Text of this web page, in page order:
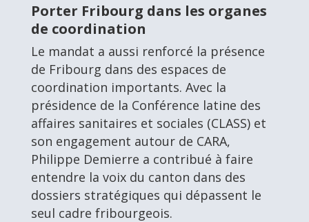
Porter Fribourg dans les organes
de coordination
Le mandat a aussi renforcé la présence
de Fribourg dans des espaces de
coordination importants. Avec la
présidence de la Conférence latine des
affaires sanitaires et sociales (CLASS) et
son engagement autour de CARA,
Philippe Demierre a contribué à faire
entendre la voix du canton dans des
dossiers stratégiques qui dépassent le
seul cadre fribourgeois.